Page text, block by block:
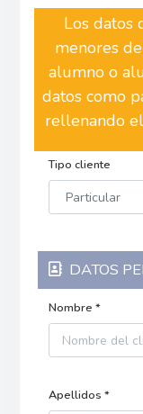
Los datos
menores
alumno o
datos como
rellenando
Tipo cliente
DATOS
Nombre *
Apellidos *